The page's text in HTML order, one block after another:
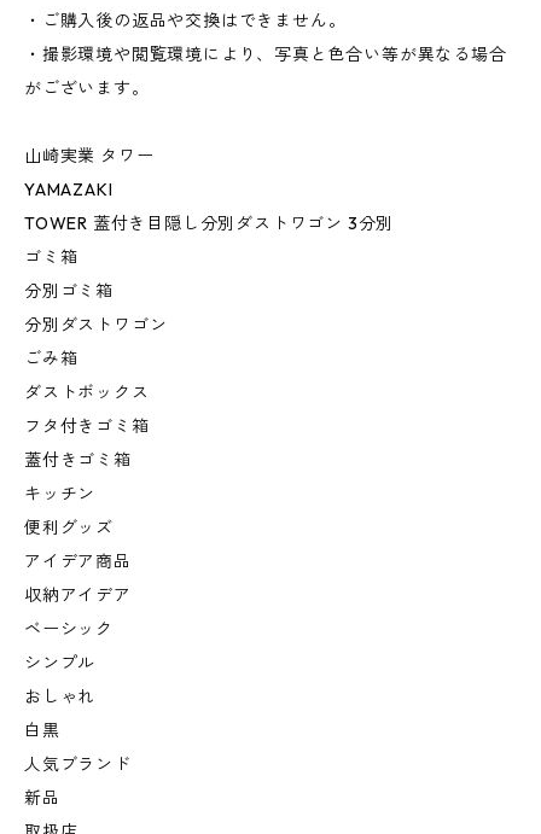
・ご購入後の返品や交換はできません。
・撮影環境や閲覧環境により、写真と色合い等が異なる場合
がございます。
山崎実業 タワー
YAMAZAKI
TOWER 蓋付き目隠し分別ダストワゴン 3分別
ゴミ箱
分別ゴミ箱
分別ダストワゴン
ごみ箱
ダストボックス
フタ付きゴミ箱
蓋付きゴミ箱
キッチン
便利グッズ
アイデア商品
収納アイデア
ベーシック
シンプル
おしゃれ
白黒
人気ブランド
新品